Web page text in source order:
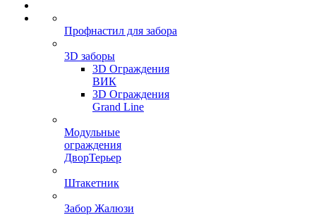
Профнастил для забора
3D заборы
3D Ограждения
ВИК
3D Ограждения
Grand Line
Модульные
ограждения
ДворТерьер
Штакетник
Забор Жалюзи